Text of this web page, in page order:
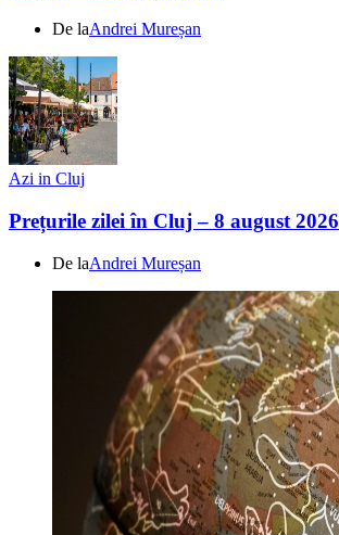
De laAndrei Mureșan
Azi in Cluj
Prețurile zilei în Cluj – 8 august 2026
De laAndrei Mureșan